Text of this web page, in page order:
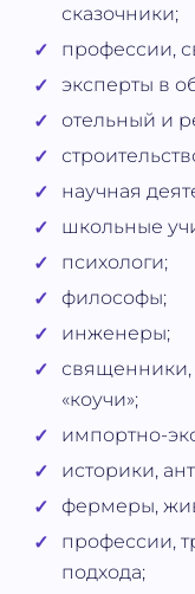
сказочники;
профессии,
эксперты в
отельный и
научная
школьные
психологи;
философы;
инженеры;
священники,
«коучи»;
импортно-
историки,
фермеры,
профессии,
подхода;